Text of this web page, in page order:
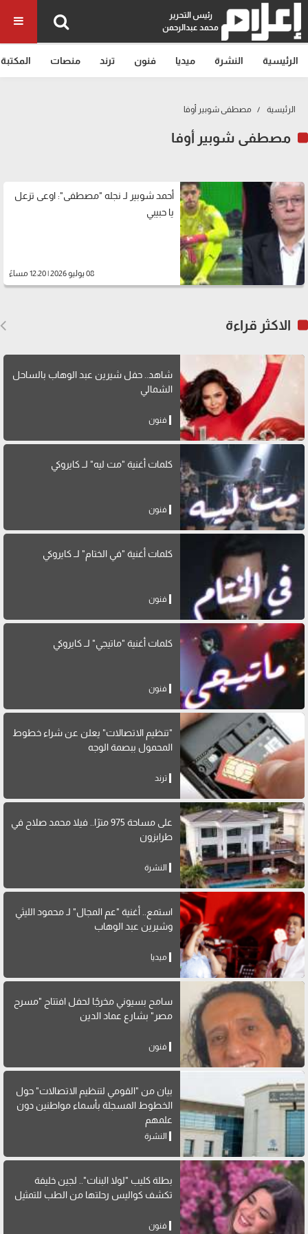
رئيس التحرير
محمد عبدالرحمن
الرئيسية النشرة ميديا فنون ترند منصات المكتبة
الرئيسية مصطفى شوبير أوفا
مصطفى شوبير أوفا
أحمد شوبير لـ نجله "مصطفى": اوعى تزعل
يا حبيبي
08 يوليو 2026 | 12:20 مساءً
الاكثر قراءة
شاهد.. حفل شيرين عبد الوهاب بالساحل
الشمالي
فنون
كلمات أغنية "مت ليه" لــ كايروكي
فنون
كلمات أغنية "في الختام" لــ كايروكي
فنون
كلمات أغنية "ماتيجي" لــ كايروكي
فنون
"تنظيم الاتصالات" يعلن عن شراء خطوط
المحمول ببصمة الوجه
ترند
على مساحة 975 مترًا.. فيلا محمد صلاح في
طرابزون
النشرة
استمع.. أغنية "عم المجال" لـ محمود الليثي
وشيرين عبد الوهاب
ميديا
سامح بسيوني مخرجًا لحفل افتتاح "مسرح
مصر" بشارع عماد الدين
فنون
بيان من "القومي لتنظيم الاتصالات" حول
الخطوط المسجلة بأسماء مواطنين دون
علمهم
النشرة
بطلة كليب "لولا البنات".. لجين خليفة
تكشف كواليس رحلتها من الطب للتمثيل
فنون